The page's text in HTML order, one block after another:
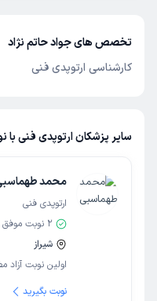
تخصص های جواد حاتم نژاد
کارشناسی ارتوپدی فنی
سایر پزشکان ارتوپدی فنی با
محمد
ارتوپدی فنی
2 نوبت موفق
شیراز
اولین نوبت آزاد
نوبت بگیرید